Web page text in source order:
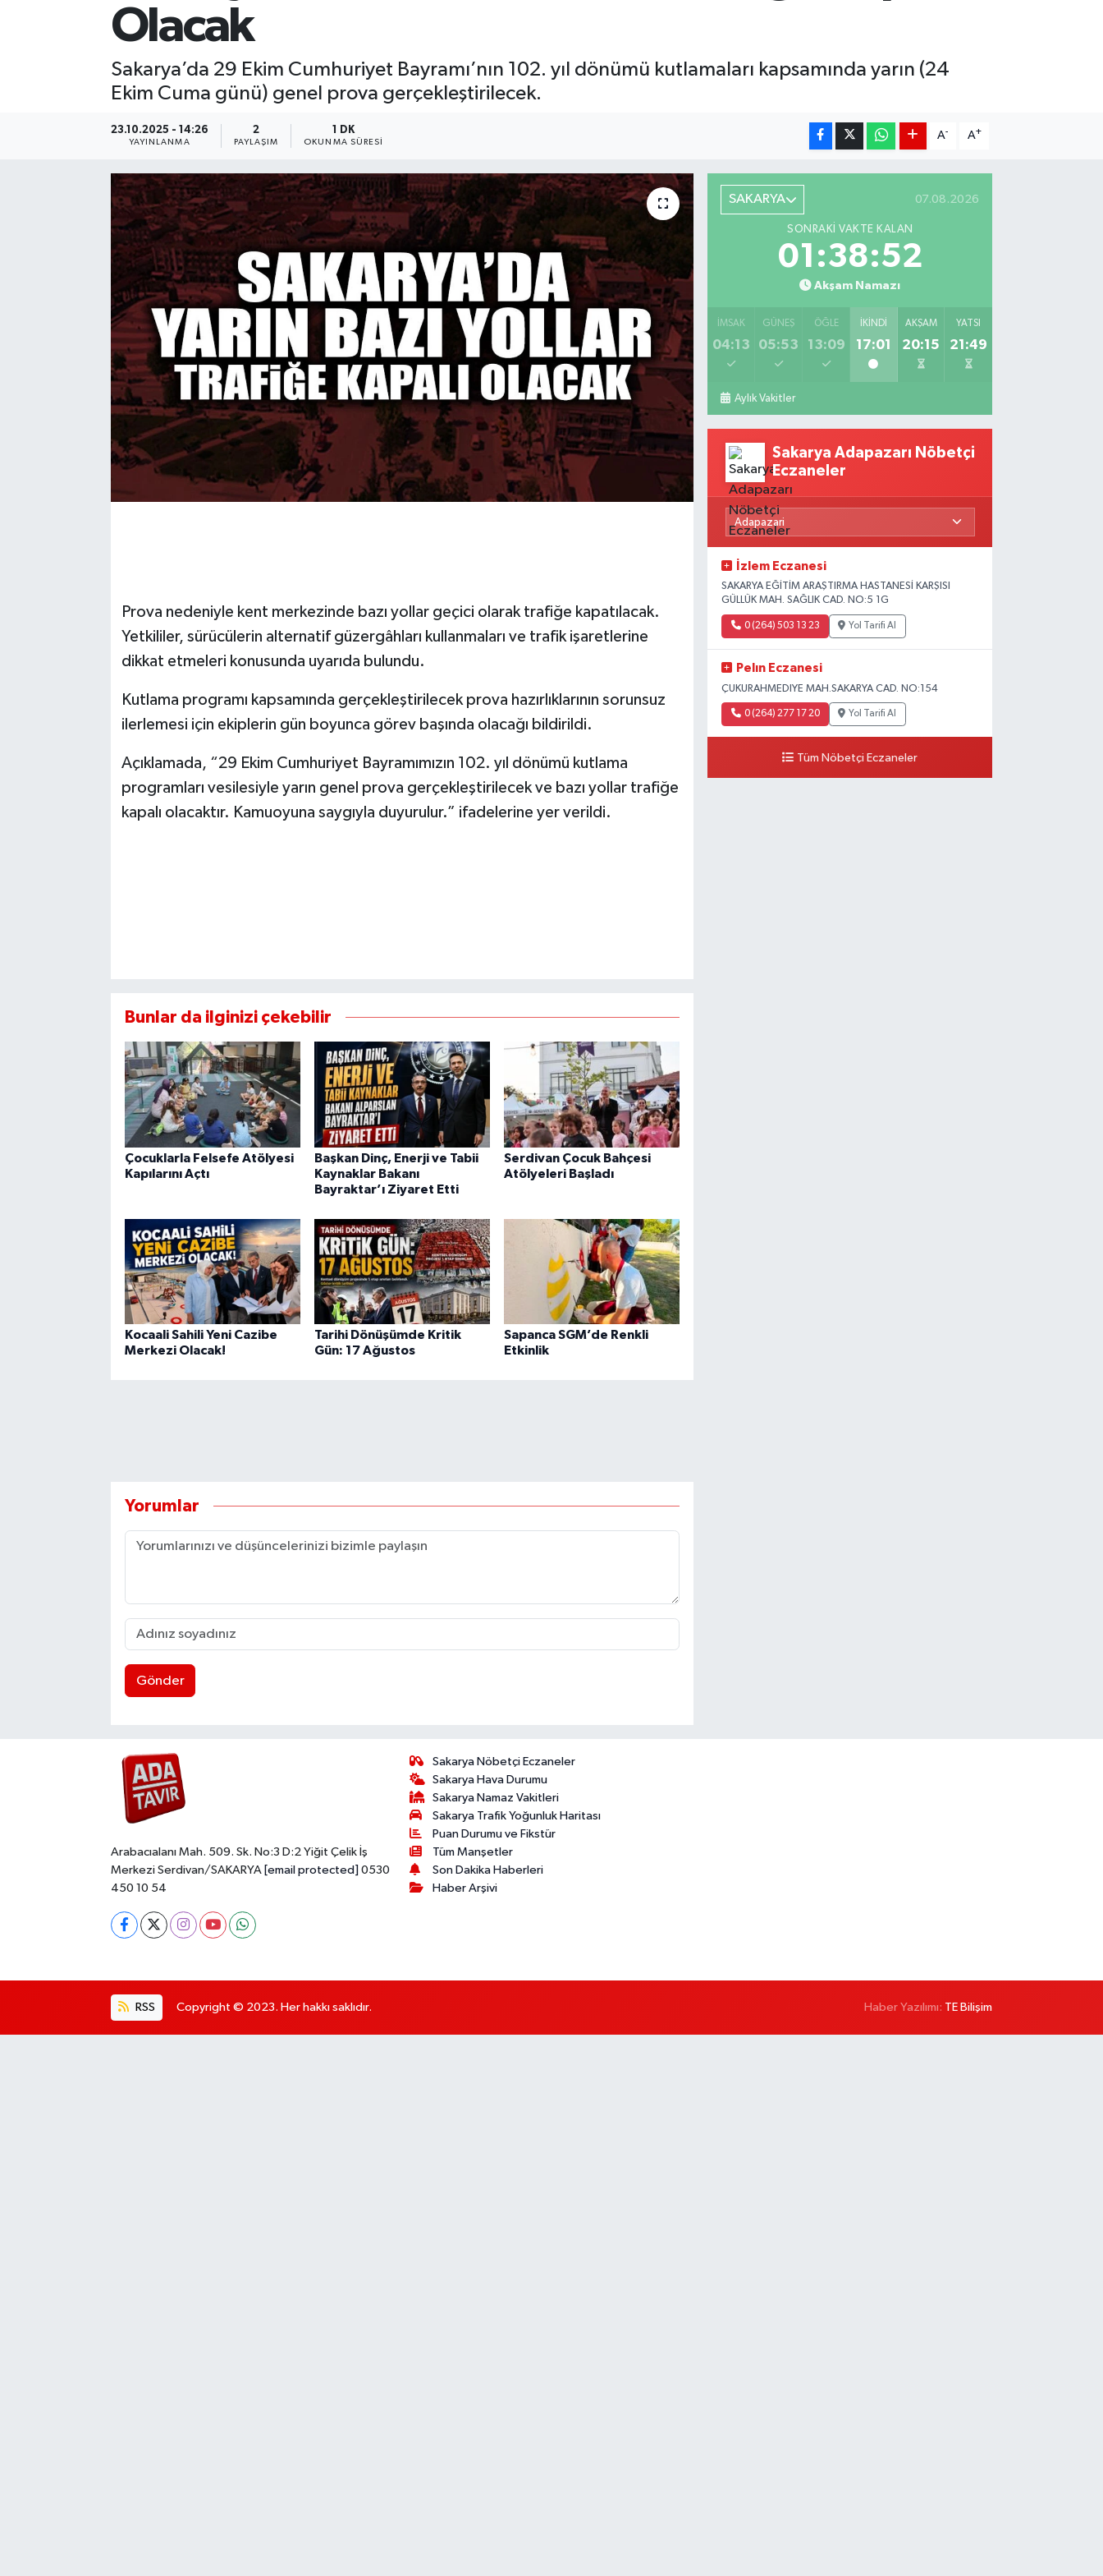
Olacak
Sakarya’da 29 Ekim Cumhuriyet Bayramı’nın 102. yıl dönümü kutlamaları kapsamında yarın (24
Ekim Cuma günü) genel prova gerçekleştirilecek.
23.10.2025 - 14:26
YAYINLANMA
2
PAYLAŞIM
1 DK
OKUNMA SÜRESI
A- A+
Prova nedeniyle kent merkezinde bazı yollar geçici olarak trafiğe kapatılacak.
Yetkililer, sürücülerin alternatif güzergâhları kullanmaları ve trafik işaretlerine
dikkat etmeleri konusunda uyarıda bulundu.
Kutlama programı kapsamında gerçekleştirilecek prova hazırlıklarının sorunsuz
ilerlemesi için ekiplerin gün boyunca görev başında olacağı bildirildi.
Açıklamada, “29 Ekim Cumhuriyet Bayramımızın 102. yıl dönümü kutlama
programları vesilesiyle yarın genel prova gerçekleştirilecek ve bazı yollar trafiğe
kapalı olacaktır. Kamuoyuna saygıyla duyurulur.” ifadelerine yer verildi.
Bunlar da ilginizi çekebilir
Çocuklarla Felsefe Atölyesi
Kapılarını Açtı
Başkan Dinç, Enerji ve Tabii
Kaynaklar Bakanı
Bayraktar’ı Ziyaret Etti
Serdivan Çocuk Bahçesi
Atölyeleri Başladı
Kocaali Sahili Yeni Cazibe
Merkezi Olacak!
Tarihi Dönüşümde Kritik
Gün: 17 Ağustos
Sapanca SGM’de Renkli
Etkinlik
Yorumlar
Gönder
SAKARYA 07.08.2026
SONRAKI VAKTE KALAN
01:38:51
Akşam Namazı
İMSAK
04:13
GÜNEŞ
05:53
ÖĞLE
13:09
İKINDI
17:01
AKŞAM
20:15
YATSI
21:49
Aylık Vakitler
Sakarya Adapazarı Nöbetçi
Eczaneler
İzlem Eczanesi
SAKARYA EĞİTİM ARAŞTIRMA HASTANESİ KARŞISI
GÜLLÜK MAH. SAĞLIK CAD. NO:5 1G
0 (264) 503 13 23 Yol Tarifi Al
Pelın Eczanesi
ÇUKURAHMEDIYE MAH.SAKARYA CAD. NO:154
0 (264) 277 17 20 Yol Tarifi Al
Tüm Nöbetçi Eczaneler
Arabacıalanı Mah. 509. Sk. No:3 D:2 Yiğit Çelik İş
Merkezi Serdivan/SAKARYA [email protected] 0530
450 10 54
Sakarya Nöbetçi Eczaneler
Sakarya Hava Durumu
Sakarya Namaz Vakitleri
Sakarya Trafik Yoğunluk Haritası
Puan Durumu ve Fikstür
Tüm Manşetler
Son Dakika Haberleri
Haber Arşivi
RSS Copyright © 2023. Her hakkı saklıdır. Haber Yazılımı: TE Bilişim